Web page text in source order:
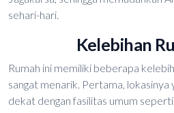
sehari-hari.
Kelebihan
Rumah ini memiliki beberapa
sangat menarik. Pertama, lokasinya
dekat dengan fasilitas umum